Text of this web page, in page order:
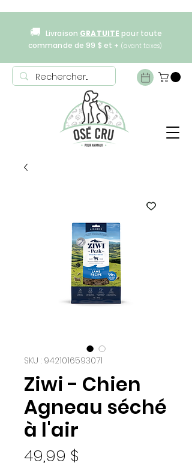
🚚 Livraison GRATUITE pour toute
commande de 99 $ et + (avant taxes)
SKU : 9421016593071
Ziwi - Chien
Agneau séché
à l'air
49,99 $